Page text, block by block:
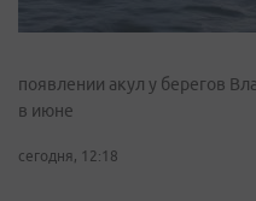
появлении акул у берегов
в июне
сегодня, 12:18